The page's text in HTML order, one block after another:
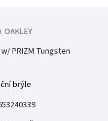
OAKLEY
PRIZM Tungsten
brýle